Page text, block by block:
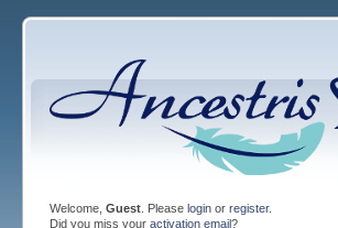
Welcome, Guest. Please loginor register.
Did you miss your activation email?